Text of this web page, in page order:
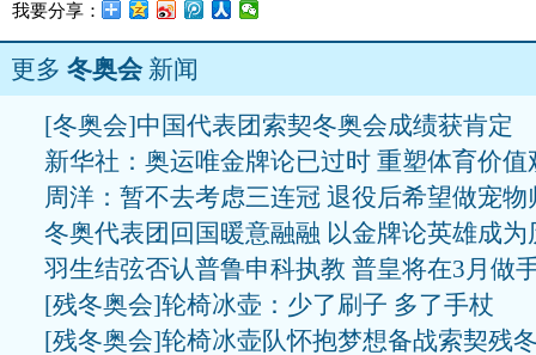
我要分享：
更多 冬奥会新闻
[冬奥会]中国代表团索契冬奥会成绩获肯定
新华社：奥运唯金牌论已过时 重塑体育价值
周洋：暂不去考虑三连冠 退役后希望做宠物
冬奥代表团回国暖意融融 以金牌论英雄成为
羽生结弦否认普鲁申科执教 普皇将在3月做
[残冬奥会]轮椅冰壶：少了刷子 多了手杖
[残冬奥会]轮椅冰壶队怀抱梦想备战索契残